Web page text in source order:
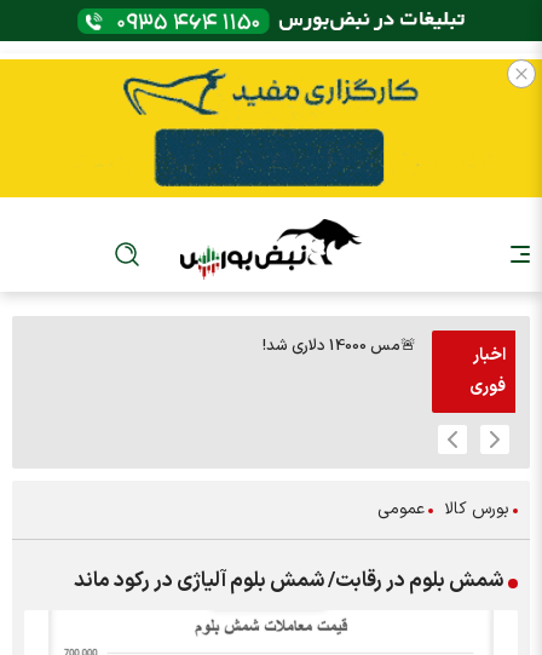
اخبار
فوری
🚨مس 14000 دلاری شد!
بورس کالا عمومی
شمش بلوم در رقابت/ شمش بلوم آلیاژی در رکود ماند